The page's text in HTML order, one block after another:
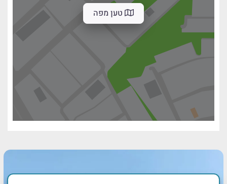
טען מפה